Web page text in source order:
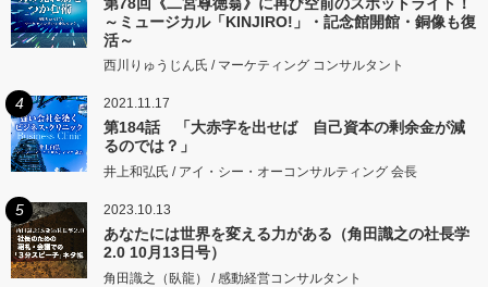
～ミュージカル「KINJIRO!」・記念館開館・銅像も復
活～
西川りゅうじん氏 / マーケティング コンサルタント
4 2021.11.17
第184話 「大赤字を出せば 自己資本の剰余金が減
るのでは？」
井上和弘氏 / アイ・シー・オーコンサルティング 会長
5 2023.10.13
あなたには世界を変える力がある（角田識之の社長学
2.0 10月13日号）
角田識之（臥龍） / 感動経営コンサルタント